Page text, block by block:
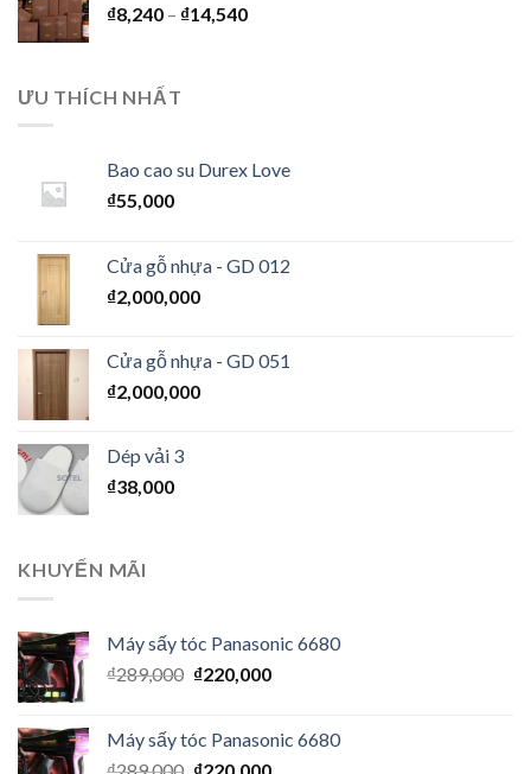
₫8,240 – ₫14,540
ƯU THÍCH NHẤT
Bao cao su Durex Love
₫55,000
Cửa gỗ nhựa - GD 012
₫2,000,000
Cửa gỗ nhựa - GD 051
₫2,000,000
Dép vải 3
₫38,000
KHUYẾN MÃI
Máy sấy tóc Panasonic 6680
₫289,000 ₫220,000
Máy sấy tóc Panasonic 6680